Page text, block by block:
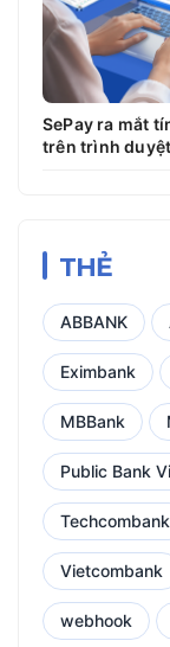
SePay ra mắt
trên trình duyệt
THẺ
ABBANK
Eximbank
MBBank
Public Bank
Techcombank
Vietcombank
webhook